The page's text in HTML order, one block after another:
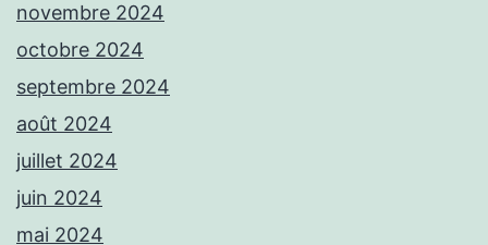
novembre 2024
octobre 2024
septembre 2024
août 2024
juillet 2024
juin 2024
mai 2024